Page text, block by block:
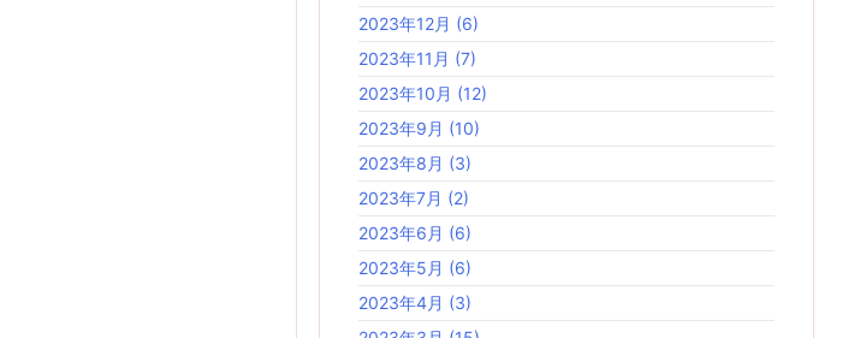
2023年12月 (6)
2023年11月 (7)
2023年10月 (12)
2023年9月 (10)
2023年8月 (3)
2023年7月 (2)
2023年6月 (6)
2023年5月 (6)
2023年4月 (3)